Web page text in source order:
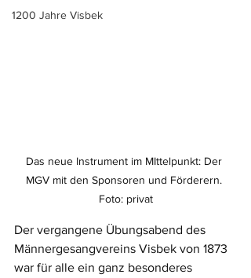
1200 Jahre Visbek
Das neue Instrument im MIttelpunkt: Der
MGV mit den Sponsoren und Förderern.
Foto: privat
Der vergangene Übungsabend des
Männergesangvereins Visbek von 1873
war für alle ein ganz besonderes